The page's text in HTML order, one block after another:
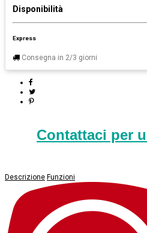
Disponibilità
Express
Consegna in 2/3 giorni
Contattaci per
Descrizione Funzioni